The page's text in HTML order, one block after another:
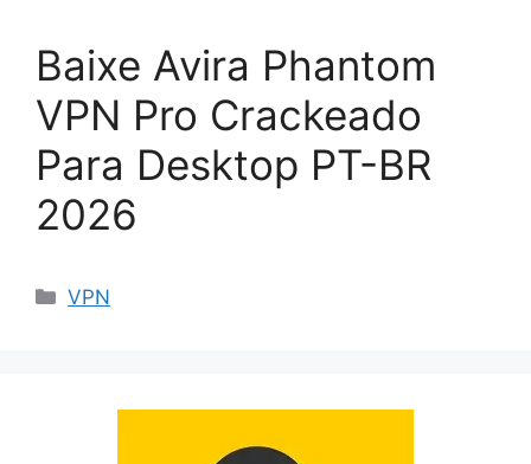
Baixe Avira Phantom
VPN Pro Crackeado
Para Desktop PT-BR
2026
Categorias
VPN